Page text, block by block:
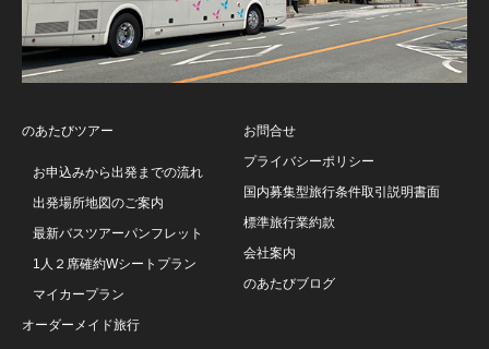
のあたびツアー
お申込みから出発までの流れ
出発場所地図のご案内
最新バスツアーパンフレット
1人２席確約Wシートプラン
マイカープラン
オーダーメイド旅行
お問合せ
プライバシーポリシー
国内募集型旅行条件取引説明書面
標準旅行業約款
会社案内
のあたびブログ